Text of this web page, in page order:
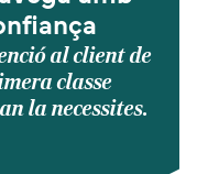
al client de
classe
la necessites.